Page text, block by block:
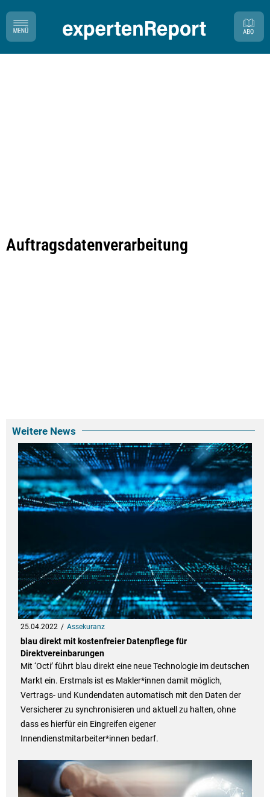
Auftragsdatenverarbeitung
Weitere News
25.04.2022 Assekuranz
blau direkt mit kostenfreier Datenpflege für
Direktvereinbarungen
Mit ‘Octi’ führt blau direkt eine neue Technologie im deutschen
Markt ein. Erstmals ist es Makler*innen damit möglich,
Vertrags- und Kundendaten automatisch mit den Daten der
Versicherer zu synchronisieren und aktuell zu halten, ohne
dass es hierfür ein Eingreifen eigener
Innendienstmitarbeiter*innen bedarf.